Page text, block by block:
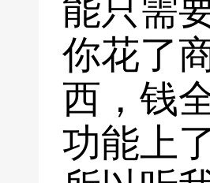
能只需
你花了
西，钱
功能上了